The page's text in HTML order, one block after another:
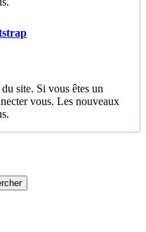
site. Si vous êtes un
vous. Les nouveaux